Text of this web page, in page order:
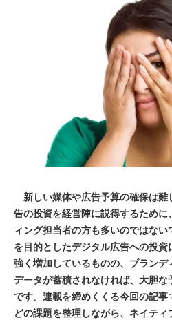
新しい媒体や広告予算の確保は難
告の投資を経営陣に説得するため
ィング担当者の方も多いのではな
を目的としたデジタル広告への投
強く増加しているものの、ブラン
データが蓄積されなければ、大胆
です。連載を締めくくる今回の記
どの課題を整理しながら、ネイテ